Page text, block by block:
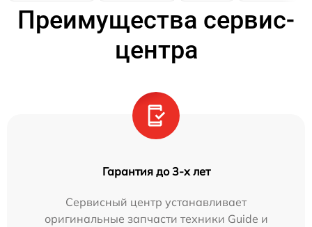
Преимущества сервис-
центра
Гарантия до 3-х лет
Сервисный центр устанавливает
оригинальные запчасти техники Guide и